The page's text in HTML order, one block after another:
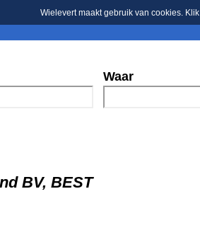
Wielevert maakt gebruik van cookies. Klik
Waar
BV, BEST